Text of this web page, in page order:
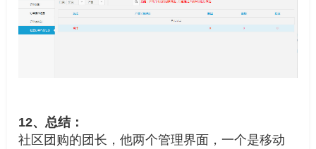
12、总结：
社区团购的团长，他两个管理界面，一个是移动